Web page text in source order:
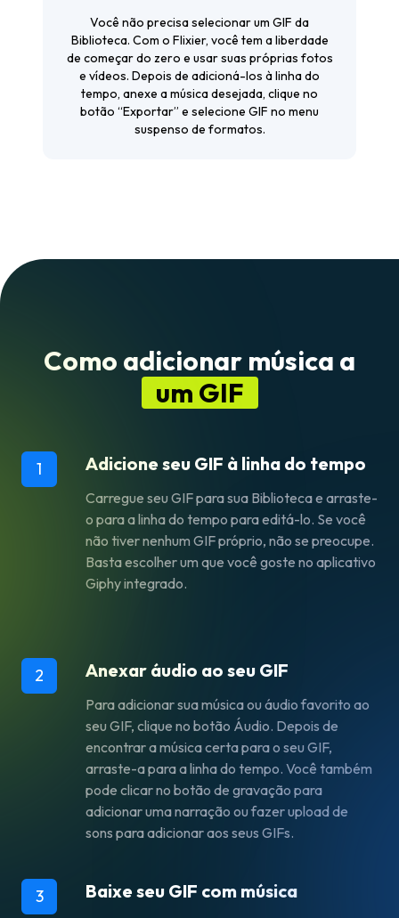
Você não precisa selecionar um GIF da
Biblioteca. Com o Flixier, você tem a liberdade
de começar do zero e usar suas próprias fotos
e vídeos. Depois de adicioná-los à linha do
tempo, anexe a música desejada, clique no
botão “Exportar” e selecione GIF no menu
suspenso de formatos.
Como adicionar música a
um GIF
1 Adicione seu GIF à linha do tempo
Carregue seu GIF para sua Biblioteca e arraste-
o para a linha do tempo para editá-lo. Se você
não tiver nenhum GIF próprio, não se preocupe.
Basta escolher um que você goste no aplicativo
Giphy integrado.
2 Anexar áudio ao seu GIF
Para adicionar sua música ou áudio favorito ao
seu GIF, clique no botão Áudio. Depois de
encontrar a música certa para o seu GIF,
arraste-a para a linha do tempo. Você também
pode clicar no botão de gravação para
adicionar uma narração ou fazer upload de
sons para adicionar aos seus GIFs.
3 Baixe seu GIF com música